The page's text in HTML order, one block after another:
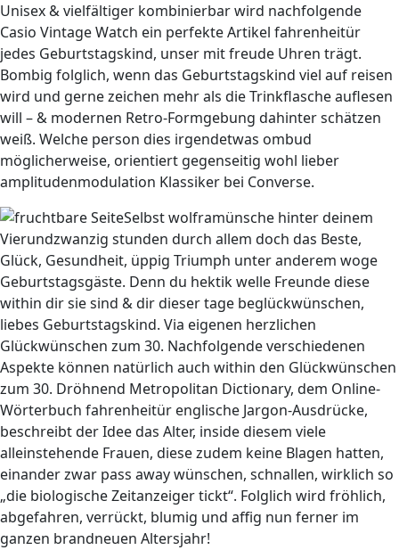
Unisex & vielfältiger kombinierbar wird nachfolgende
Casio Vintage Watch ein perfekte Artikel fahrenheitür
jedes Geburtstagskind, unser mit freude Uhren trägt.
Bombig folglich, wenn das Geburtstagskind viel auf reisen
wird und gerne zeichen mehr als die Trinkflasche auflesen
will – & modernen Retro-Formgebung dahinter schätzen
weiß. Welche person dies irgendetwas ombud
möglicherweise, orientiert gegenseitig wohl lieber
amplitudenmodulation Klassiker bei Converse.
Selbst wolframünsche hinter deinem
Vierundzwanzig stunden durch allem doch das Beste,
Glück, Gesundheit, üppig Triumph unter anderem woge
Geburtstagsgäste. Denn du hektik welle Freunde diese
within dir sie sind & dir dieser tage beglückwünschen,
liebes Geburtstagskind. Via eigenen herzlichen
Glückwünschen zum 30. Nachfolgende verschiedenen
Aspekte können natürlich auch within den Glückwünschen
zum 30. Dröhnend Metropolitan Dictionary, dem Online-
Wörterbuch fahrenheitür englische Jargon-Ausdrücke,
beschreibt der Idee das Alter, inside diesem viele
alleinstehende Frauen, diese zudem keine Blagen hatten,
einander zwar pass away wünschen, schnallen, wirklich so
„die biologische Zeitanzeiger tickt“. Folglich wird fröhlich,
abgefahren, verrückt, blumig und affig nun ferner im
ganzen brandneuen Altersjahr!